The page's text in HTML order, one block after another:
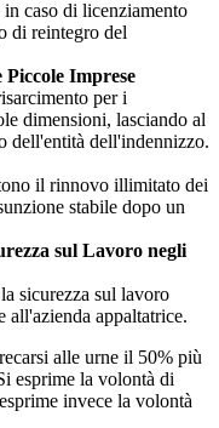
caso di licenziamento
di reintegro del
Imprese
per i
dimensioni, lasciando al
dell'entità dell'indennizzo.
il rinnovo illimitato dei
stabile dopo un
sul Lavoro negli
sicurezza sul lavoro
all'azienda appaltatrice.
alle urne il 50% più
esprime la volontà di
invece la volontà